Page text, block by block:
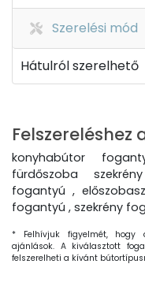
Szerelési mód
Hátulról szerelhető
konyhabútor
fürdőszoba
fogantyú ,
fogantyú , szekrény
* Felhívjuk figyelmét, hogy
ajánlások. A kiválasztott
felszerelheti a kívánt